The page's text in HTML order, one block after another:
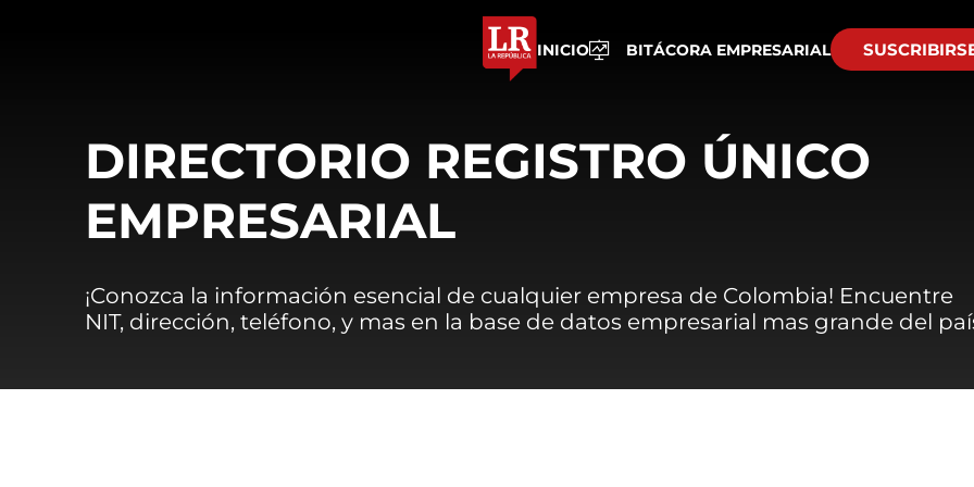
INICIO BITÁCORA EMPRESARIAL
DIRECTORIO REGISTRO ÚNICO
EMPRESARIAL
¡Conozca la información esencial de cualquier empresa de Colombia! Encuentre
NIT, dirección, teléfono, y mas en la base de datos empresarial mas grande del